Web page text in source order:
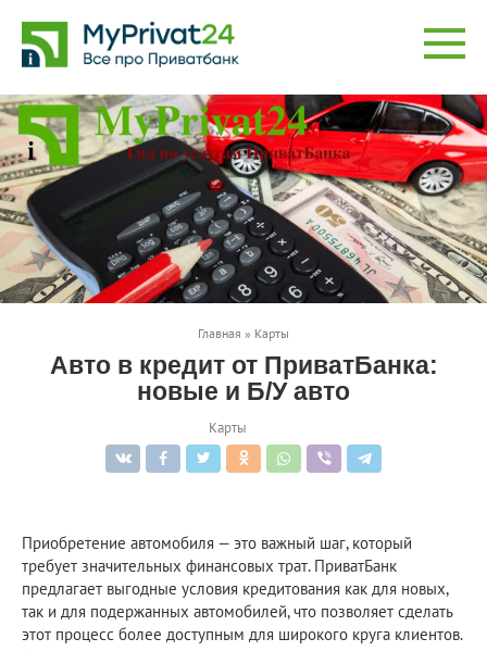
контенту
Главная » Карты
Авто в кредит от ПриватБанка:
новые и Б/У авто
Карты
Приобретение автомобиля — это важный шаг, который
требует значительных финансовых трат. ПриватБанк
предлагает выгодные условия кредитования как для новых,
так и для подержанных автомобилей, что позволяет сделать
этот процесс более доступным для широкого круга клиентов.